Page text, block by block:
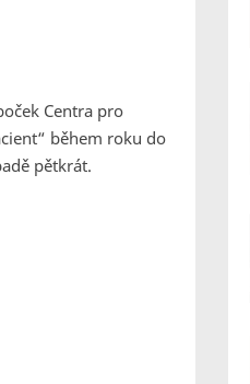
Centra pro
během roku do
pětkrát.